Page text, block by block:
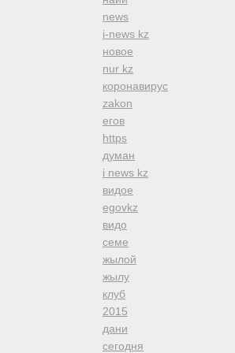
news
i-news kz
новое
nur kz
коронавирус
zakon
егов
https
думан
i news kz
видое
egovkz
видо
семе
жылой
жылу
клуб
2015
дани
сегодня